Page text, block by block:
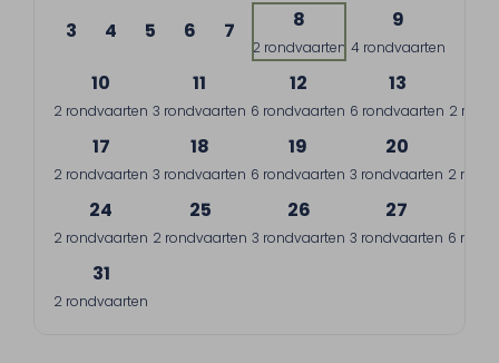
3 4 5 6 7 8
2 rondvaarten
9
4 rondvaarten
10
2 rondvaarten
11
3 rondvaarten
12
6 rondvaarten
13
6 rondvaarten 2
17
2 rondvaarten
18
3 rondvaarten
19
6 rondvaarten
20
3 rondvaarten 2
24
2 rondvaarten
25
2 rondvaarten
26
3 rondvaarten
27
3 rondvaarten 6
31
2 rondvaarten